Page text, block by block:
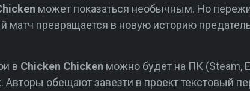
может показаться необычным. Но
превращается в новую историю
в Chicken Chicken можно будет на ПК (Steam,
обещают завезти в проект текстовый